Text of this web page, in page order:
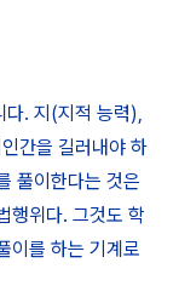
다. 지(지적 능력),
간을 길러내야 하
풀이한다는 것은
행위다. 그것도 학
이를 하는 기계로